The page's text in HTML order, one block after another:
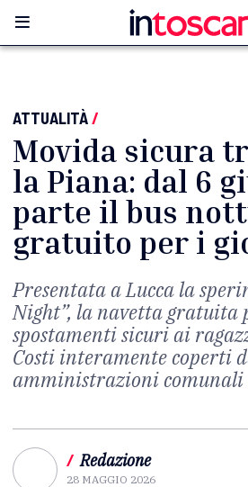
ATTUALITÀ/
Movida sicura
la Piana: dal 6
parte il bus
gratuito per i
Presentata a Lucca la
Night”, la navetta gratuita
spostamenti sicuri ai
Costi interamente coperti
amministrazioni comunali
/ Redazione
28 MAGGIO 2026